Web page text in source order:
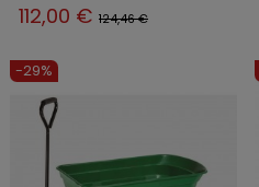
112,00 € 124,46 €
-29%